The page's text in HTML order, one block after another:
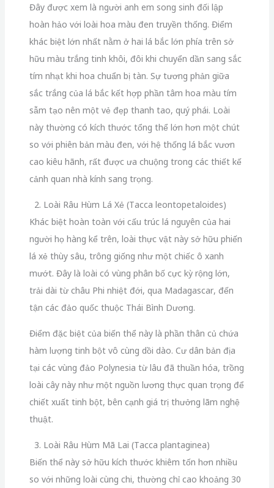
Đây được xem là người anh em song sinh đối lập
hoàn hảo với loài hoa màu đen truyền thống. Điểm
khác biệt lớn nhất nằm ở hai lá bắc lớn phía trên sở
hữu màu trắng tinh khôi, đôi khi chuyển dần sang sắc
tím nhạt khi hoa chuẩn bị tàn. Sự tương phản giữa
sắc trắng của lá bắc kết hợp phần tâm hoa màu tím
sẫm tạo nên một vẻ đẹp thanh tao, quý phái. Loài
này thường có kích thước tổng thể lớn hơn một chút
so với phiên bản màu đen, với hệ thống lá bắc vươn
cao kiêu hãnh, rất được ưa chuộng trong các thiết kế
cảnh quan nhà kính sang trọng.
2. Loài Râu Hùm Lá Xẻ (Tacca leontopetaloides)
Khác biệt hoàn toàn với cấu trúc lá nguyên của hai
người họ hàng kể trên, loài thực vật này sở hữu phiến
lá xẻ thùy sâu, trông giống như một chiếc ô xanh
mướt. Đây là loài có vùng phân bố cực kỳ rộng lớn,
trải dài từ châu Phi nhiệt đới, qua Madagascar, đến
tận các đảo quốc thuộc Thái Bình Dương.
Điểm đặc biệt của biến thể này là phần thân củ chứa
hàm lượng tinh bột vô cùng dồi dào. Cư dân bản địa
tại các vùng đảo Polynesia từ lâu đã thuần hóa, trồng
loài cây này như một nguồn lương thực quan trọng để
chiết xuất tinh bột, bên cạnh giá trị thưởng lãm nghệ
thuật.
3. Loài Râu Hùm Mã Lai (Tacca plantaginea)
Biến thể này sở hữu kích thước khiêm tốn hơn nhiều
so với những loài cùng chi, thường chỉ cao khoảng 30